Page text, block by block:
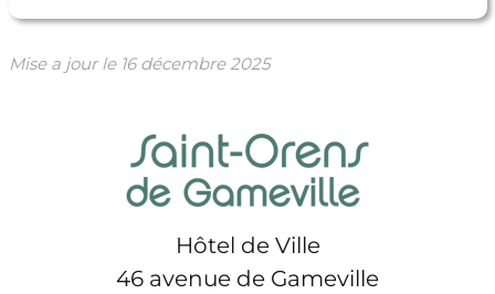
Mise a jour le 16 décembre 2025
Hôtel de Ville
46 avenue de Gameville